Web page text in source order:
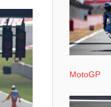
MotoGP